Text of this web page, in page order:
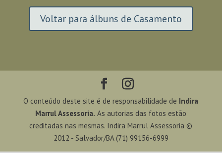
Voltar para álbuns de Casamento
O conteúdo deste site é de responsabilidade de Indira
Marrul Assessoria. As autorias das fotos estão
creditadas nas mesmas. Indira Marrul Assessoria ©
2012 - Salvador/BA (71) 99156-6999